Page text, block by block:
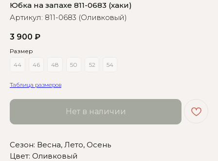
Юбка на запахе 811-0683 (хаки)
Артикул: 811-0683 (Оливковый)
3 900 ₽
Размер
44
46 48 50 52 54
Таблица размеров
Нет в наличии
Сезон: Весна, Лето, Осень
Цвет: Оливковый